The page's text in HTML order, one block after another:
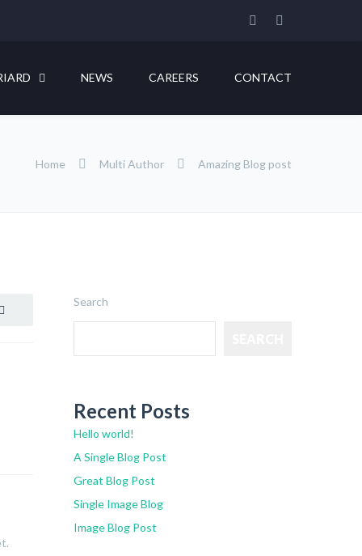
NEWS CAREERS CONTACT
Home Multi Author Amazing Blog post
Search
Recent Posts
Hello world!
A Single Blog Post
Great Blog Post
Single Image Blog
Image Blog Post